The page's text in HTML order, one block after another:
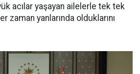
acılar yaşayan ailelerle tek tek
zaman yanlarında olduklarını